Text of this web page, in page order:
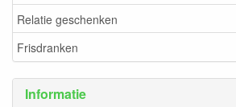
Relatie geschenken
Frisdranken
Informatie